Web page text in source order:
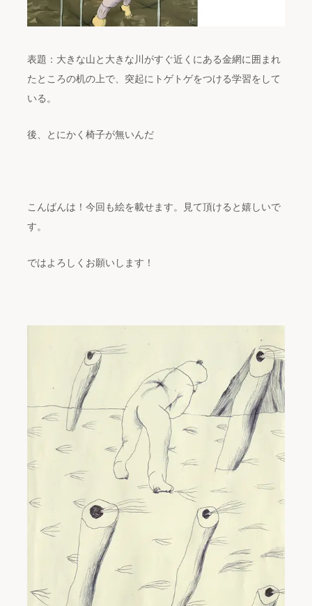
表題：大きな山と大きな川がすぐ近くにある金網に囲まれ
たところの机の上で、突起にトゲトゲをつける学習をして
いる。
後、とにかく椅子が無いんだ
こんばんは！今回も絵を載せます。見て頂けると嬉しいで
す。
ではよろしくお願いします！